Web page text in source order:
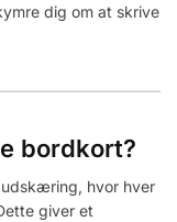
dig om at skrive
bordkort?
hvor hver
giver et